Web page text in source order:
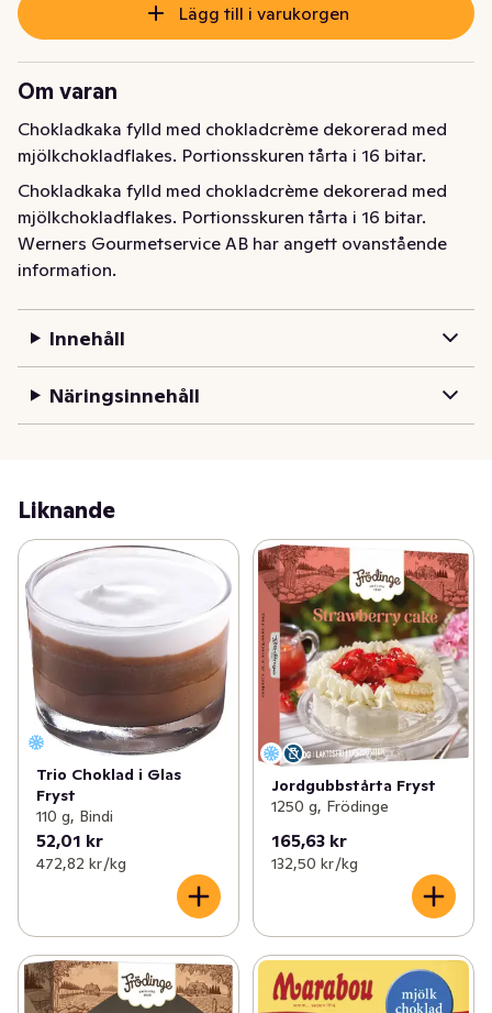
Lägg till i varukorgen
Om varan
Chokladkaka fylld med chokladcrème dekorerad med
mjölkchokladflakes. Portionsskuren tårta i 16 bitar.
Chokladkaka fylld med chokladcrème dekorerad med
mjölkchokladflakes. Portionsskuren tårta i 16 bitar.
Werners Gourmetservice AB har angett ovanstående
information.
Innehåll
Näringsinnehåll
Liknande
Trio Choklad i Glas
Fryst
110 g, Bindi
52,01 kr
472,82 kr /kg
Jordgubbstårta Fryst
1250 g, Frödinge
165,63 kr
132,50 kr /kg